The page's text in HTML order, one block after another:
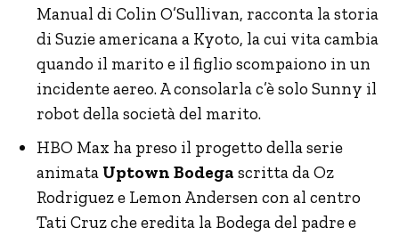
Manual di Colin O’Sullivan, racconta la storia
di Suzie americana a Kyoto, la cui vita cambia
quando il marito e il figlio scompaiono in un
incidente aereo. A consolarla c’è solo Sunny il
robot della società del marito.
HBO Max ha preso il progetto della serie
animata Uptown Bodega scritta da Oz
Rodriguez e Lemon Andersen con al centro
Tati Cruz che eredita la Bodega del padre e